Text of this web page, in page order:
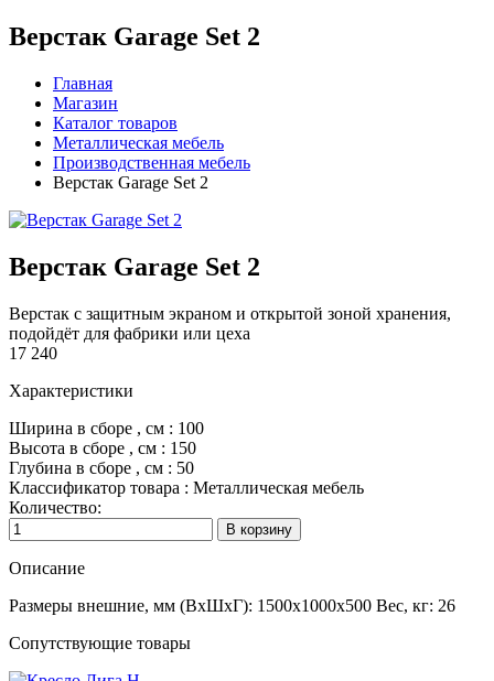
Верстак Garage Set 2
Главная
Магазин
Каталог товаров
Металлическая мебель
Производственная мебель
Верстак Garage Set 2
Верстак Garage Set 2
Верстак с защитным экраном и открытой зоной хранения,
подойдёт для фабрики или цеха
17 240
Характеристики
Ширина в сборе , см : 100
Высота в сборе , см : 150
Глубина в сборе , см : 50
Классификатор товара : Металлическая мебель
Количество:
Описание
Размеры внешние, мм (ВхШхГ): 1500x1000x500 Вес, кг: 26
Сопутствующие товары